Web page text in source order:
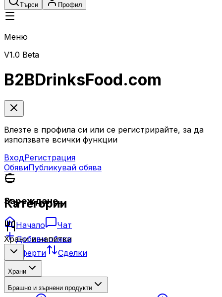
Търси Профил
Меню
V1.0 Beta
B2BDrinksFood.com
Влезте в профила си или се регистрирайте, за да
използвате всички функции
ВходРегистрация
ОбявиПубликувай обява
Категории
Храни и напитки
Храни
Брашно и зърнени продукти
Зареждане...
Начало
Чат
Добави обява
Оферти
Сделки